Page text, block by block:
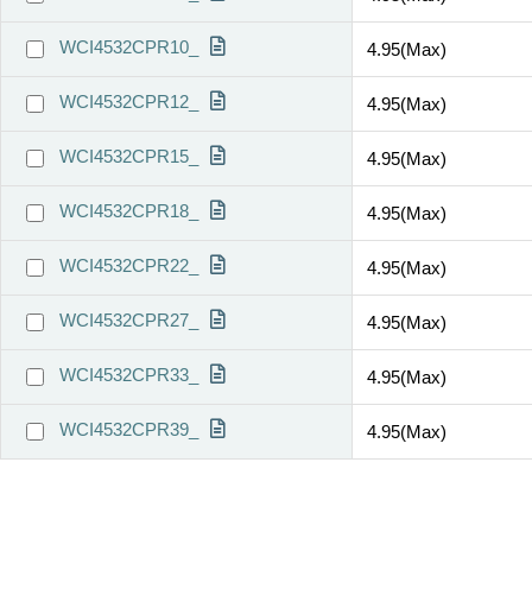
WCI4532CPR10_ 4.95(Max)
WCI4532CPR12_ 4.95(Max)
WCI4532CPR15_ 4.95(Max)
WCI4532CPR18_ 4.95(Max)
WCI4532CPR22_ 4.95(Max)
WCI4532CPR27_ 4.95(Max)
WCI4532CPR33_ 4.95(Max)
WCI4532CPR39_ 4.95(Max)